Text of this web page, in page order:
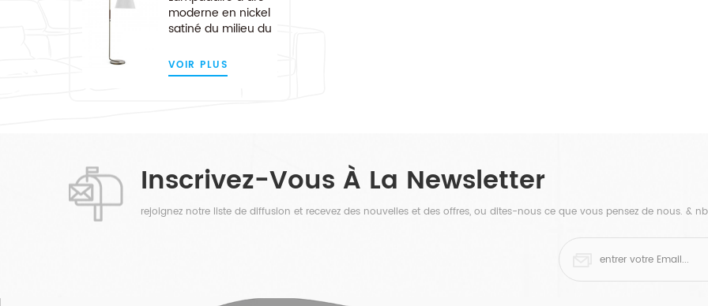
moderne en nickel
satiné du milieu du
VOIR PLUS
Inscrivez-Vous À La Newsletter
rejoignez notre liste de diffusion et recevez des nouvelles et des offres, ou dites-nous ce que vous pensez de nous. &